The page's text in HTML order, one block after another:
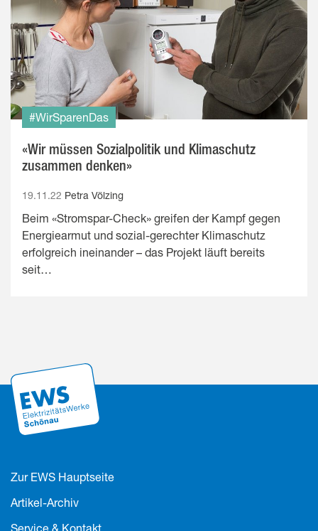
#WirSparenDas
«Wir müssen Sozialpolitik und Klimaschutz
zusammen denken»
19.11.22 Petra Völzing
Beim «Stromspar-Check» greifen der Kampf gegen
Energiearmut und sozial-gerechter Klimaschutz
erfolgreich ineinander – das Projekt läuft bereits
seit…
Zur EWS Hauptseite
Artikel-Archiv
Service & Kontakt